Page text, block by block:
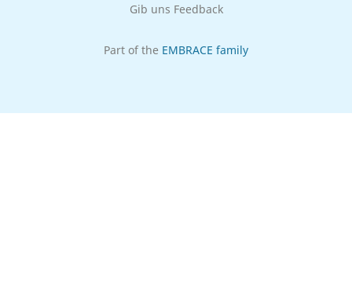
Gib uns Feedback
Part of the EMBRACE family